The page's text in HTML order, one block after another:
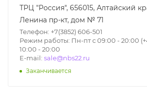
ТРЦ "Россия", 656015, Алтайский
Ленина пр-кт, дом № 71
Телефон: +7(3852) 606-501
Режим работы: Пн-пт с 09:00 - 20:00
10:00 - 20:00
E-mail: sale@nbs22.ru
Заканчивается